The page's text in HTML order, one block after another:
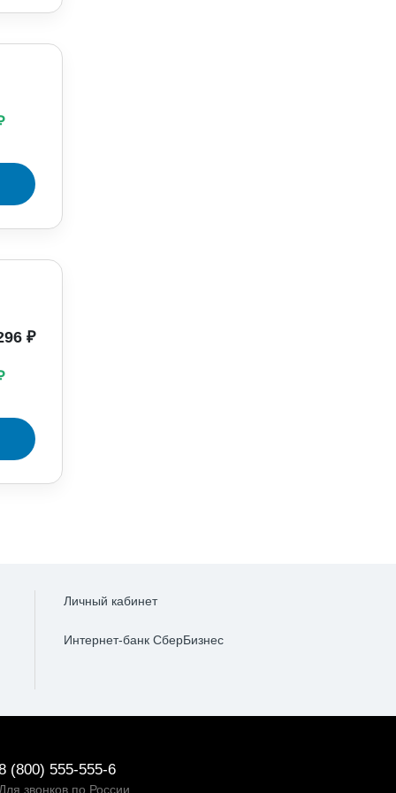
₽
Личный кабинет
Интернет-банк СберБизнес
(800) 555-555-6
звонков по России